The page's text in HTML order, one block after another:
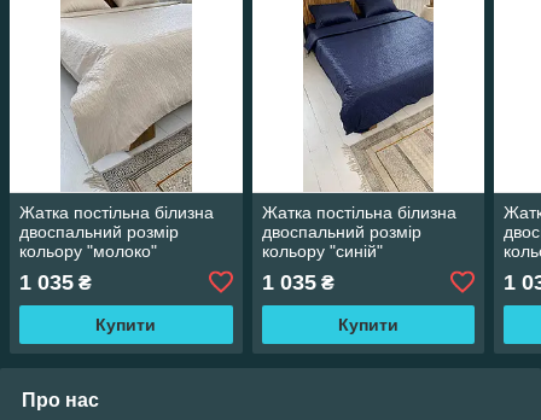
Жатка постільна білизна
двоспальний розмір
кольору "молоко"
1 035 ₴
Купити
Жатка постільна білизна
двоспальний розмір
кольору "синій"
1 035₴
Купити
1
Про нас